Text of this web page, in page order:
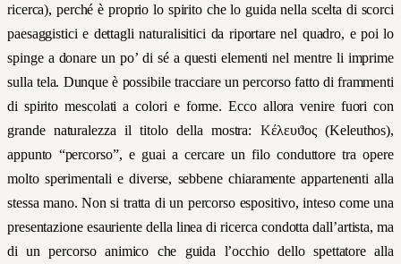
ricerca), perché è proprio lo spirito che lo guida nella scelta di scorci
paesaggistici e dettagli naturalisitici da riportare nel quadro, e poi lo
spinge a donare un po’ di sé a questi elementi nel mentre li imprime
sulla tela. Dunque è possibile tracciare un percorso fatto di frammenti
di spirito mescolati a colori e forme. Ecco allora venire fuori con
grande naturalezza il titolo della mostra: Κέλευϑος(Keleuthos),
appunto “percorso”, e guai a cercare un filo conduttore tra opere
molto sperimentali e diverse, sebbene chiaramente appartenenti alla
stessa mano. Non si tratta di un percorso espositivo, inteso come una
presentazione esauriente della linea di ricerca condotta dall’artista, ma
di un percorso animico che guida l’occhio dello spettatore alla